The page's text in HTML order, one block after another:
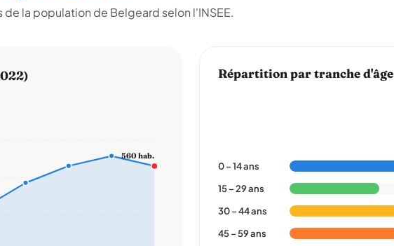
la population de Belgeard selon l'INSEE.
560 hab.
Répartition par tranche d'âge
0 – 14 ans
15 – 29 ans
30 – 44 ans
45 – 59 ans